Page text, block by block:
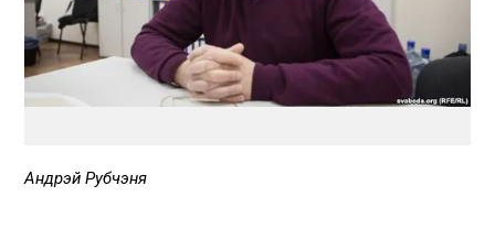
Андрэй Рубчэня